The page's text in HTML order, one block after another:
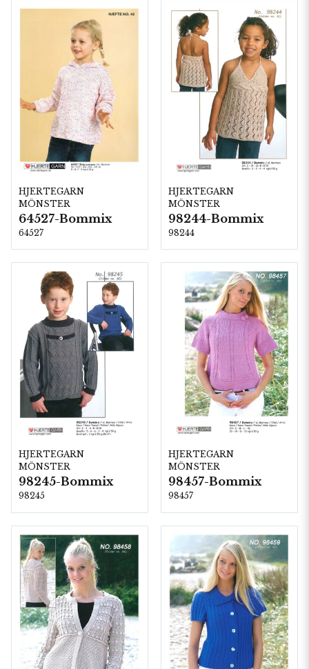
HJERTEGARN
MÖNSTER
64527-Bommix
64527
HJERTEGARN
MÖNSTER
98244-Bommix
98244
HJERTEGARN
MÖNSTER
98245-Bommix
98245
HJERTEGARN
MÖNSTER
98457-Bommix
98457